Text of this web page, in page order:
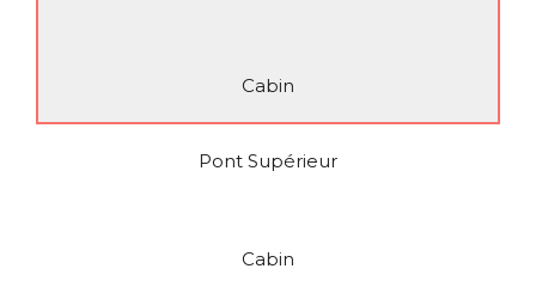
Cabin
Pont Supérieur
Cabin